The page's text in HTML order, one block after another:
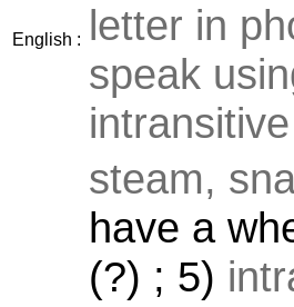
English : letter in
speak
steam,
have a
(?) ; 5)